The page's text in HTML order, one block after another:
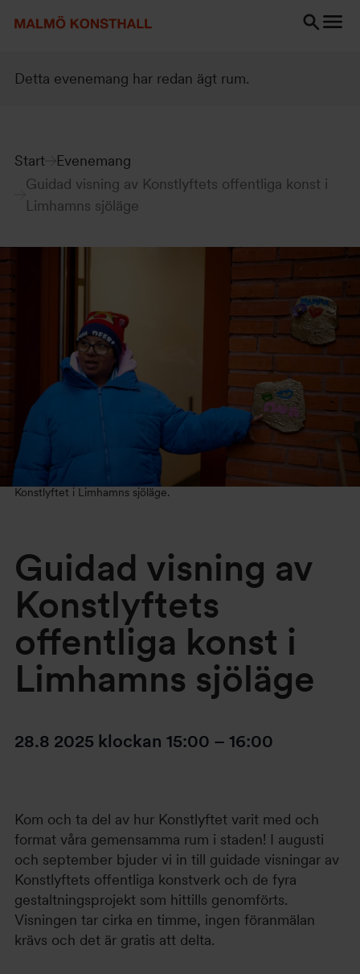
Detta evenemang har redan ägt rum.
Start
Evenemang
Guidad visning av Konstlyftets offentliga konst i
Limhamns sjöläge
Konstlyftet i Limhamns sjöläge.
Guidad visning av
Konstlyftets
offentliga konst i
Limhamns sjöläge
28.8 2025 klockan 15:00 – 16:00
Kom och ta del av hur Konstlyftet varit med och
format våra gemensamma rum i staden! I augusti
och september bjuder vi in till guidade visningar av
Konstlyftets offentliga konstverk och de fyra
gestaltningsprojekt som hittills genomförts.
Visningen tar cirka en timme, ingen föranmälan
krävs och det är gratis att delta.